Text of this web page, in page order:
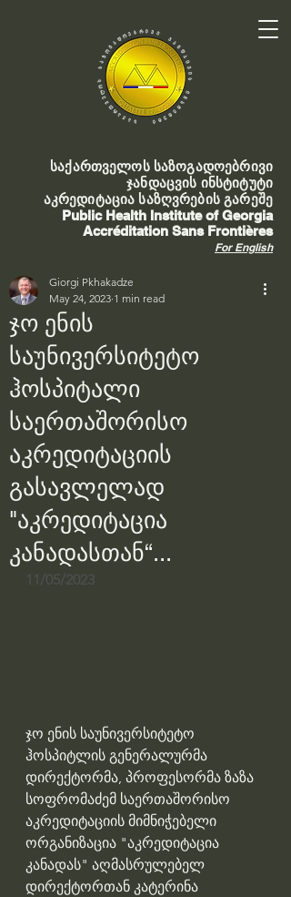
საქართველოს საზოგადოებრივი
ჯანდაცვის ინსტიტუტი
აკრედიტაცია საზღვრების გარეშე
Public Health Institute of Georgia
Accréditation Sans Frontières
For English
ჯო ენის
საუნივერსიტეტო
ჰოსპიტალი
საერთაშორისო
აკრედიტაციის
გასავლელად
"აკრედიტაცია
კანადასთან“...
Giorgi Pkhakadze
May 24, 2023 1 min read
11/05/2023
ჯო ენის საუნივერსიტეტო
ჰოსპიტლის გენერალურმა
დირექტორმა, პროფესორმა ზაზა
სოფრომაძემ საერთაშორისო
აკრედიტაციის მიმნიჭებელი
ორგანიზაცია "აკრედიტაცია
კანადას" აღმასრულებელ
დირექტორთან კატერინა